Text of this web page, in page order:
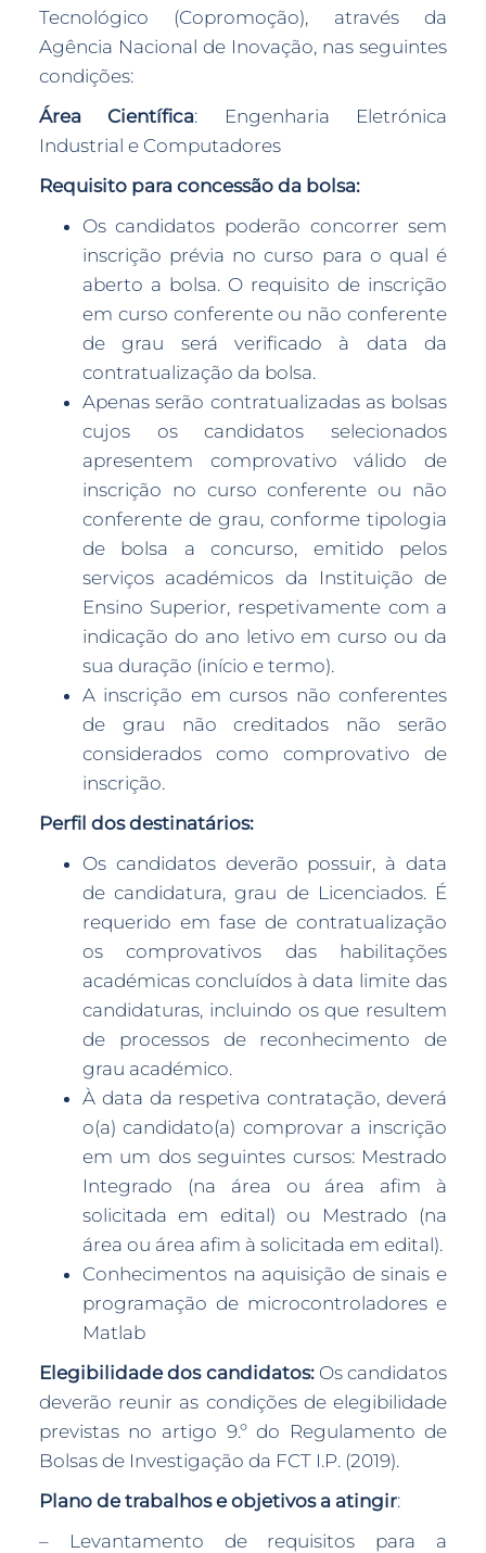
Tecnológico (Copromoção), através da
Agência Nacional de Inovação, nas seguintes
condições:
Área Científica: Engenharia Eletrónica
Industrial e Computadores
Requisito para concessão da bolsa:
Os candidatos poderão concorrer sem
inscrição prévia no curso para o qual é
aberto a bolsa. O requisito de inscrição
em curso conferente ou não conferente
de grau será verificado à data da
contratualização da bolsa.
Apenas serão contratualizadas as bolsas
cujos os candidatos selecionados
apresentem comprovativo válido de
inscrição no curso conferente ou não
conferente de grau, conforme tipologia
de bolsa a concurso, emitido pelos
serviços académicos da Instituição de
Ensino Superior, respetivamente com a
indicação do ano letivo em curso ou da
sua duração (início e termo).
A inscrição em cursos não conferentes
de grau não creditados não serão
considerados como comprovativo de
inscrição.
Perfil dos destinatários:
Os candidatos deverão possuir, à data
de candidatura, grau de Licenciados. É
requerido em fase de contratualização
os comprovativos das habilitações
académicas concluídos à data limite das
candidaturas, incluindo os que resultem
de processos de reconhecimento de
grau académico.
À data da respetiva contratação, deverá
o(a) candidato(a) comprovar a inscrição
em um dos seguintes cursos: Mestrado
Integrado (na área ou área afim à
solicitada em edital) ou Mestrado (na
área ou área afim à solicitada em edital).
Conhecimentos na aquisição de sinais e
programação de microcontroladores e
Matlab
Elegibilidade dos candidatos: Os candidatos
deverão reunir as condições de elegibilidade
previstas no artigo 9.º do Regulamento de
Bolsas de Investigação da FCT I.P. (2019).
Plano de trabalhos e objetivos a atingir:
– Levantamento de requisitos para a